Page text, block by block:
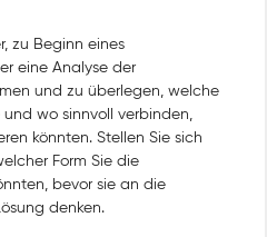
zu Beginn eines
eine Analyse der
und zu überlegen, welche
wo sinnvoll verbinden,
könnten. Stellen Sie sich
Form Sie die
bevor sie an die
denken.